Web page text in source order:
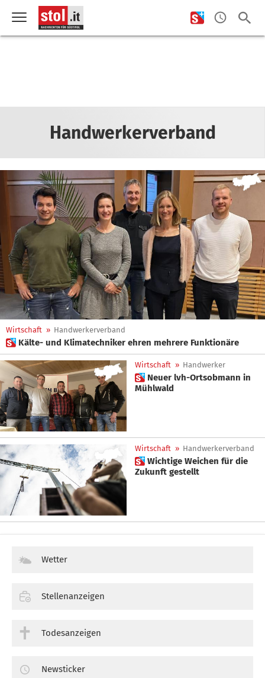
Handwerkerverband
Wirtschaft » Handwerkerverband
 Kälte- und Klimatechniker ehren mehrere Funktionäre
Wirtschaft » Handwerker
 Neuer lvh-Ortsobmann in
Mühlwald
Wirtschaft » Handwerkerverband
 Wichtige Weichen für die
Zukunft gestellt
Wetter
Stellenanzeigen
Todesanzeigen
Newsticker